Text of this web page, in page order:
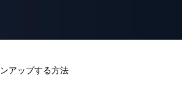
アップする方法